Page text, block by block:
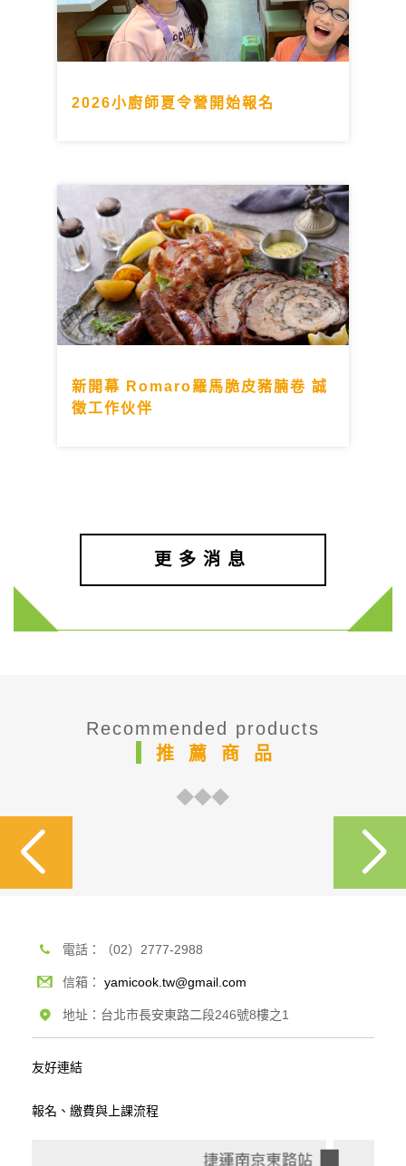
2026小廚師夏令營開始報名
新開幕 Romaro羅馬脆皮豬腩卷 誠
徵工作伙伴
更多消息
Recommended products
推薦商品
電話：（02）2777-2988
信箱： yamicook.tw@gmail.com
地址：台北市長安東路二段246號8樓之1
友好連結
報名、繳費與上課流程